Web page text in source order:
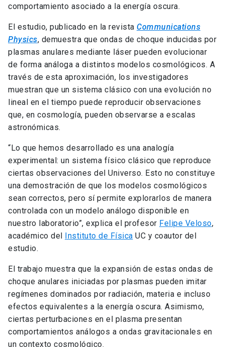
comportamiento asociado a la energía oscura.
El estudio, publicado en la revista Communications
Physics, demuestra que ondas de choque inducidas por
plasmas anulares mediante láser pueden evolucionar
de forma análoga a distintos modelos cosmológicos. A
través de esta aproximación, los investigadores
muestran que un sistema clásico con una evolución no
lineal en el tiempo puede reproducir observaciones
que, en cosmología, pueden observarse a escalas
astronómicas.
“Lo que hemos desarrollado es una analogía
experimental: un sistema físico clásico que reproduce
ciertas observaciones del Universo. Esto no constituye
una demostración de que los modelos cosmológicos
sean correctos, pero sí permite explorarlos de manera
controlada con un modelo análogo disponible en
nuestro laboratorio”, explica el profesor Felipe Veloso,
académico del Instituto de Física UC y coautor del
estudio.
El trabajo muestra que la expansión de estas ondas de
choque anulares iniciadas por plasmas pueden imitar
regímenes dominados por radiación, materia e incluso
efectos equivalentes a la energía oscura. Asimismo,
ciertas perturbaciones en el plasma presentan
comportamientos análogos a ondas gravitacionales en
un contexto cosmológico.